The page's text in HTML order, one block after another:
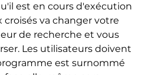
est en cours d'exécution
croisés va changer votre
de recherche et vous
Les utilisateurs doivent
est surnommé